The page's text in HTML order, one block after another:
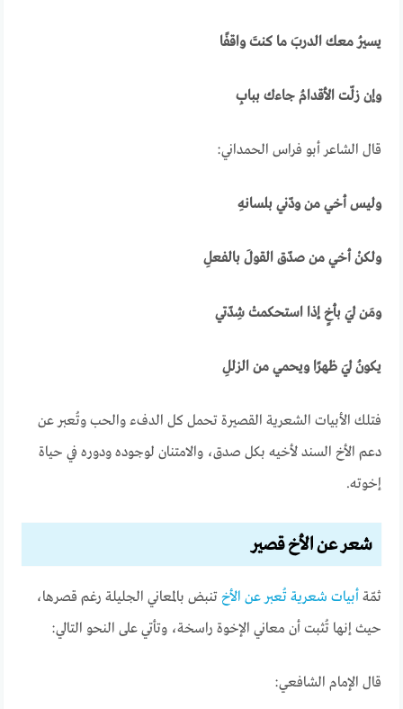
يسيرُ معك الدربَ ما كنتَ واقفًا
وإن زلّت الأقدامُ جاءك ببابِ
قال الشاعر أبو فراس الحمداني:
وليس أخي من ودّني بلسانهِ
ولكنْ أخي من صدّق القولَ بالفعلِ
ومَن ليَ بأخٍ إذا استحكمتْ شِدّتي
يكونُ ليَ ظهرًا ويحمي من الزللِ
فتلك الأبيات الشعرية القصيرة تحمل كل الدفء والحب وتُعبر عن
دعم الأخ السند لأخيه بكل صدق، والامتنان لوجوده ودوره في حياة
إخوته.
شعر عن الأخ قصير
ثمّة أبيات شعرية تُعبر عن الأخ تنبض بالمعاني الجليلة رغم قصرها،
حيث إنها تُثبت أن معاني الإخوة راسخة، وتأتي على النحو التالي:
قال الإمام الشافعي: